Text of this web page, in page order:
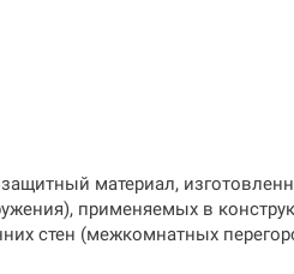
материал,
применяемых в
стен (межкомнатных